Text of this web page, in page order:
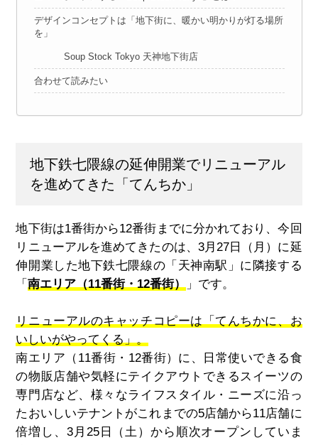
デザインコンセプトは「地下街に、暖かい明かりが灯る場所
を」
Soup Stock Tokyo 天神地下街店
合わせて読みたい
地下鉄七隈線の延伸開業でリニューアル
を進めてきた「てんちか」
地下街は1番街から12番街までに分かれており、今回
リニューアルを進めてきたのは、3月27日（月）に延
伸開業した地下鉄七隈線の「天神南駅」に隣接する
「南エリア（11番街・12番街） 」です。
リニューアルのキャッチコピーは「てんちかに、お
いしいがやってくる」。
南エリア（11番街・12番街）に、日常使いできる食
の物販店舗や気軽にテイクアウトできるスイーツの
専門店など、様々なライフスタイル・ニーズに沿っ
たおいしいテナントがこれまでの5店舗から11店舗に
倍増し、3月25日（土）から順次オープンしていま